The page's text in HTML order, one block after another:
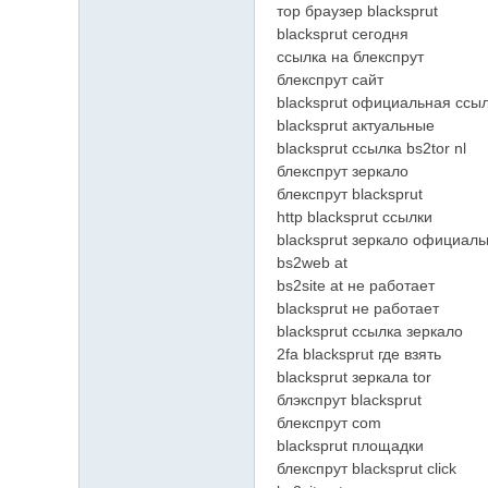
тор браузер blacksprut
blacksprut сегодня
ссылка на блекспрут
блекспрут сайт
blacksprut официальная
blacksprut актуальные
blacksprut ссылка bs2tor nl
блекспрут зеркало
блекспрут blacksprut
http blacksprut ссылки
blacksprut зеркало
bs2web at
bs2site at не работает
blacksprut не работает
blacksprut ссылка зеркало
2fa blacksprut где взять
blacksprut зеркала tor
блэкспрут blacksprut
блекспрут com
blacksprut площадки
блекспрут blacksprut click